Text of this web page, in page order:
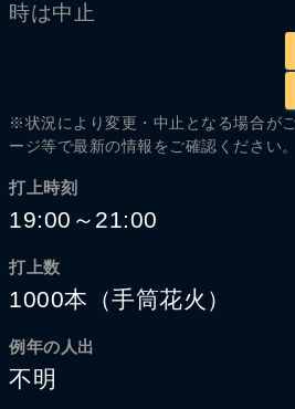
時は中止
※状況により変更・中止となる場合が
ージ等で最新の情報をご確認ください。
打上時刻
19:00～21:00
打上数
1000本（手筒花火）
例年の人出
不明